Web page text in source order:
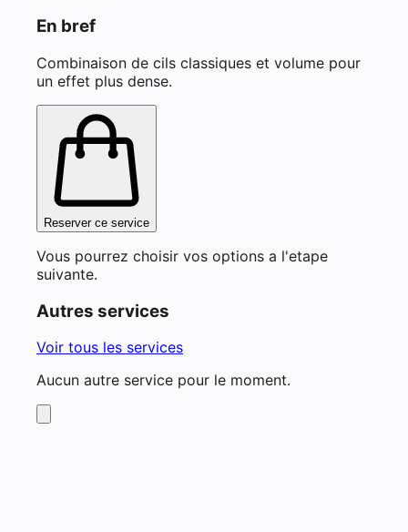
En bref
Combinaison de cils classiques et volume pour
un effet plus dense.
Reserver ce service
Vous pourrez choisir vos options a l'etape
suivante.
Autres services
Voir tous les services
Aucun autre service pour le moment.